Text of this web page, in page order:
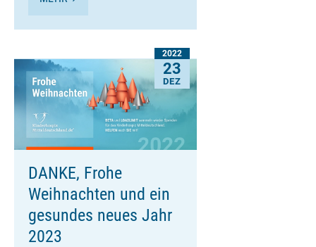
2022
23
DEZ
DANKE, Frohe
Weihnachten und ein
gesundes neues Jahr
2023